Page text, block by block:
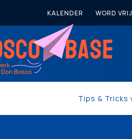
KALENDER WORD
Tips & Tricks